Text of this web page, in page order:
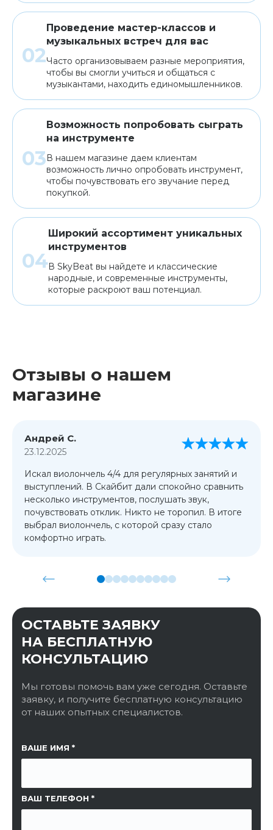
Проведение мастер-классов и
музыкальных встреч для вас
Часто организовываем разные мероприятия,
чтобы вы смогли учиться и общаться с
музыкантами, находить единомышленников.
Возможность попробовать сыграть
на инструменте
В нашем магазине даем клиентам
возможность лично опробовать инструмент,
чтобы почувствовать его звучание перед
покупкой.
Широкий ассортимент уникальных
инструментов
В SkyBeat вы найдете и классические
народные, и современные инструменты,
которые раскроют ваш потенциал.
Отзывы о нашем
магазине
Андрей С.
23.12.2025
Искал виолончель 4/4 для регулярных занятий и
выступлений. В Скайбит дали спокойно сравнить
несколько инструментов, послушать звук,
почувствовать отклик. Никто не торопил. В итоге
выбрал виолончель, с которой сразу стало
комфортно играть.
ОСТАВЬТЕ ЗАЯВКУ
НА БЕСПЛАТНУЮ
КОНСУЛЬТАЦИЮ
Мы готовы помочь вам уже сегодня. Оставьте
заявку, и получите бесплатную консультацию
от наших опытных специалистов.
ВАШЕ ИМЯ
ВАШ ТЕЛЕФОН
ССЫЛКА НА СТРАНИЦУ